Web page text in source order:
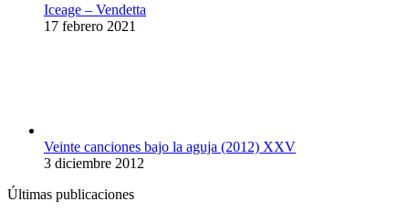
Iceage – Vendetta
17 febrero 2021
Veinte canciones bajo la aguja (2012) XXV
3 diciembre 2012
Últimas publicaciones